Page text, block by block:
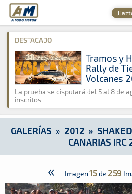
A Todo Motor · Revista del
A Todo Motor » Galerías » 2012 »
DESTACADO
Tramos y
Rally de
Volcanes
La prueba se disputará del 5 al 8 de
inscritos
GALERÍAS » 2012 »
CANARIAS IRC
« Imagen 15de 259